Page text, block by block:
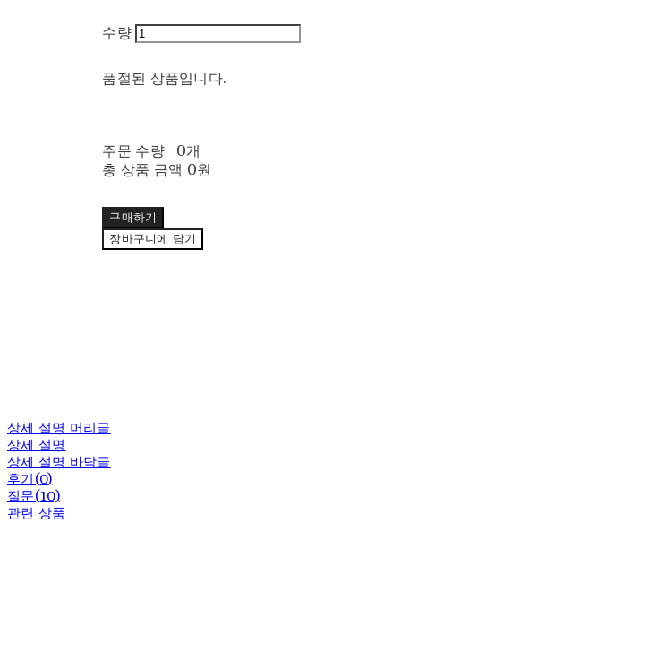
수량
품절된 상품입니다.
주문 수량
0개
총 상품 금액 0원
구매하기
장바구니에 담기
상세 설명 머리글
상세 설명
상세 설명 바닥글
후기(0)
질문(10)
관련 상품